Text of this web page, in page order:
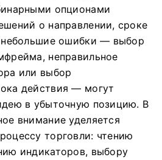
опционами
о направлении, сроке
небольшие ошибки — выбор
неправильное
или выбор
действия — могут
в убыточную позицию. В
внимание уделяется
торговли: чтению
индикаторов, выбору